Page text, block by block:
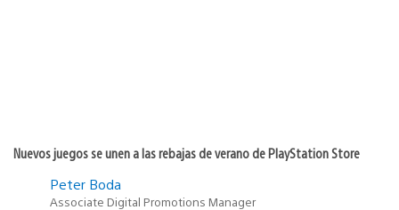
Nuevos juegos se unen a las rebajas de verano de PlayStation Store
Peter Boda
Associate Digital Promotions Manager